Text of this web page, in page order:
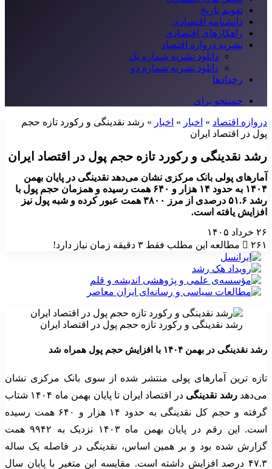
تقویم تاریخ
دانشنامه اقتصادی
راهکارهای اقتصادی
نشریه دروازه اقتصاد
دانلود نشریه شماره یک
دانلود نشریه شماره دو
رخدادها
جستجو برای
دروازه اقتصاد » اخبار » اخبار » رشد نقدینگی و رکورد تازه حجم
پول در اقتصاد ایران
رشد نقدینگی و رکورد تازه حجم پول در اقتصاد ایران
آمارهای پولی بانک مرکزی نشان می‌دهد نقدینگی در پایان بهمن
۱۴۰۴ به حدود ۱۴ هزار و ۶۴۰ همت رسیده و همزمان حجم پول با
رشد ۵۱.۶ درصدی از مرز ۳۸۰۰ همت عبور کرده و شبه پول نیز
افزایش یافته است.
۲۶ خرداد ۱۴۰۵
۲۶۱
مطالعه این مطلب فقط ۳ دقیقه زمان نیاز دارد!
رشد نقدینگی و رکورد تازه حجم پول در اقتصاد ایران
رشد نقدینگی در بهمن ۱۴۰۴ با افزایش حجم پول همراه شد
تازه ترین آمارهای پولی منتشر شده از سوی بانک مرکزی نشان
می‌دهدرشد نقدینگی
در اقتصاد ایران تا پایان بهمن ماه ۱۴۰۴ شتاب
گرفته و حجم کل نقدینگی به حدود ۱۴ هزار و ۶۴۰ همت رسیده
است. این رقم در پایان بهمن ماه ۱۴۰۳ نزدیک به ۹۹۴۲ همت
گزارش شده بود و بر همین اساس، نقدینگی در فاصله یک ساله
۴۷.۳ درصد افزایش داشته است. مقایسه این متغیر با پایان سال